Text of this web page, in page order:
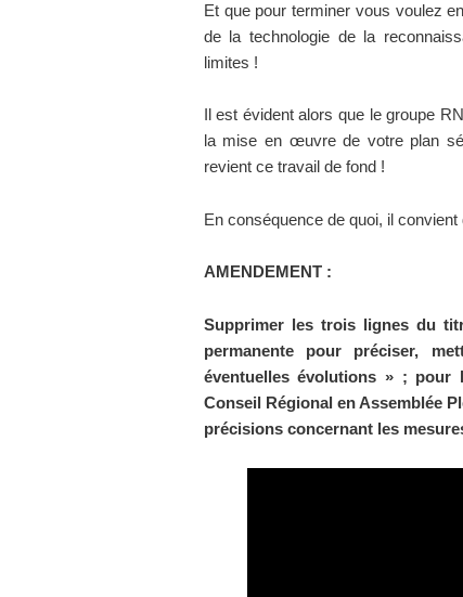
Et que pour terminer vous voulez
de la technologie de la
limites !
Il est évident alors que le groupe
la mise en œuvre de votre plan
revient ce travail de fond !
En conséquence de quoi, il
AMENDEMENT :
Supprimer les trois lignes du
permanente pour préciser,
éventuelles évolutions » ;
Conseil Régional en Assemblée
précisions concernant les